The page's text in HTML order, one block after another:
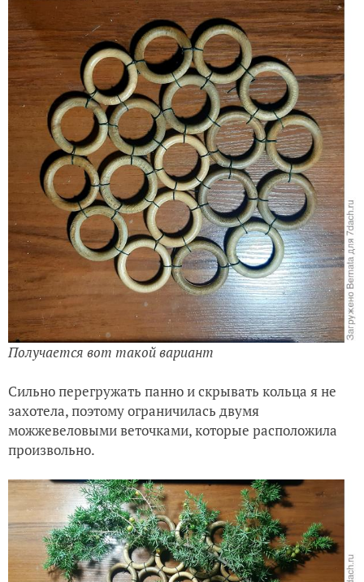
Получается вот такой вариант
Сильно перегружать панно и скрывать кольца я не
захотела, поэтому ограничилась двумя
можжевеловыми веточками, которые расположила
произвольно.